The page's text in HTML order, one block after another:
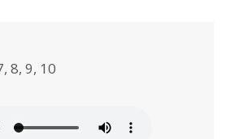
8, 9, 10